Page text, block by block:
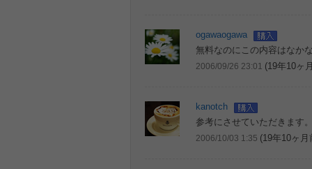
ogawaogawa
無料なのにこの内容はなか
2006/09/26 23:01 (19年10ヶ
kanotch
参考にさせていただきます。
2006/10/03 1:35 (19年10ヶ月